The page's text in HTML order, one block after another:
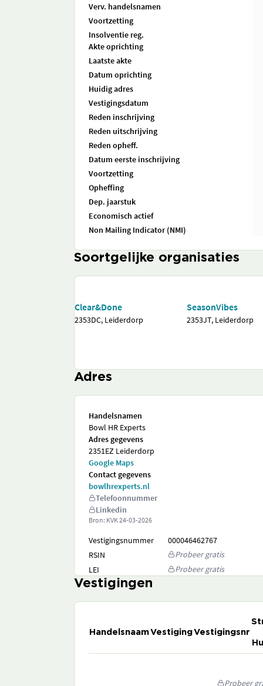
Verv. handelsnamen
Voortzetting
Insolventie reg.
Akte oprichting
Laatste akte
Datum oprichting
Huidig adres
Vestigingsdatum
Reden inschrijving
Reden uitschrijving
Reden opheff.
Datum eerste inschrijving
Voortzetting
Opheffing
Dep. jaarstuk
Economisch actief
Non Mailing Indicator (NMI)
Soortgelijke organisaties
Clear&Done
2353DC, Leiderdorp
SeasonVibes
2353JT, Leiderdorp
Adres
Handelsnamen
Bowl HR Experts
Adres gegevens
2351EZ Leiderdorp
Google Maps
Contact gegevens
bowlhrexperts.nl
Telefoonnummer
Linkedin
Bron: KVK24-03-2026
Vestigingsnummer
000046462767
RSIN
Probeer gratis
LEI
Probeer gratis
Vestigingen
HandelsnaamVestigingVestigingsnr
Probeer